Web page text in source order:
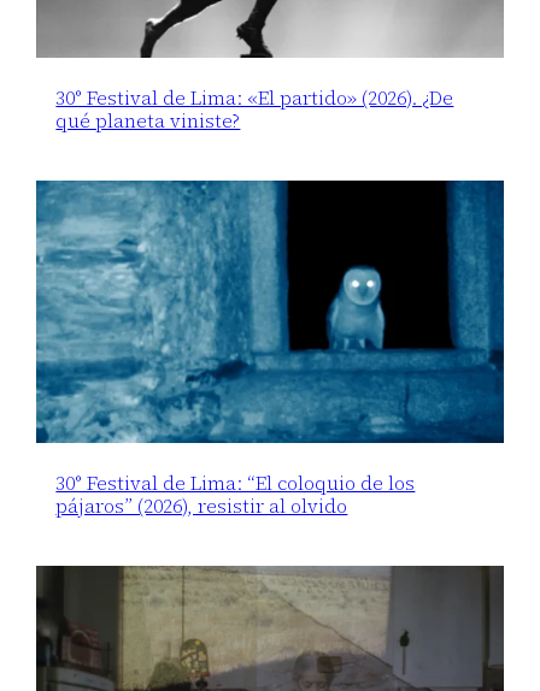
30° Festival de Lima: «El partido» (2026). ¿De
qué planeta viniste?
30° Festival de Lima: “El coloquio de los
pájaros” (2026), resistir al olvido